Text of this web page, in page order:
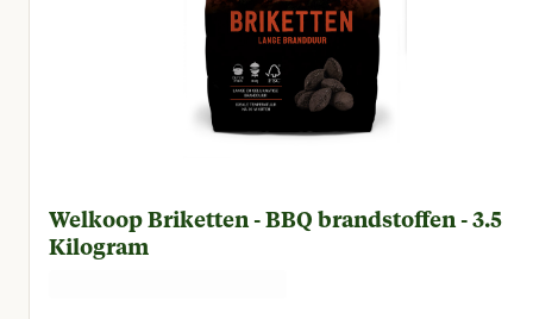
Welkoop Briketten - BBQ brandstoffen - 3.5
Kilogram